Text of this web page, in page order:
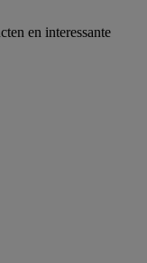
en interessante